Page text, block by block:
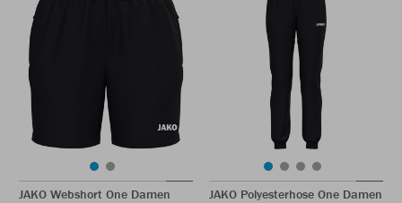
JAKO Webshort One Damen
JAKO Polyesterhose One Damen